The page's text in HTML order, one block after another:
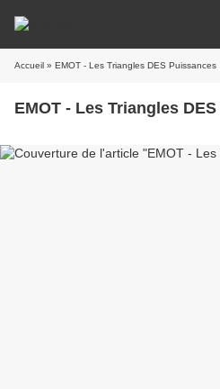
Accueil » EMOT - Les Triangles DES Puissances
EMOT - Les Triangles